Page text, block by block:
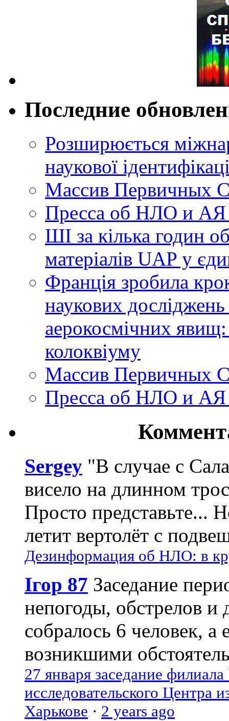
Последние
Розширюється
наукової
Массив Первичных
Пресса об НЛО и
ШІ за кілька годин
матеріалів UAP у
Франція зробила
наукових
аерокосмічних
колоквіуму
Массив Первичных
Пресса об НЛО и
Sergey "В случае с
висело на длинном
Просто представьте...
летит вертолёт с
Дезинформация об НЛО: в
Ігор 87 Заседание
непогоды, обстрелов и
собралось 6 человек, а
возникшими
27 января заседание
исследовательского Центра
Харькове · 2 years ago